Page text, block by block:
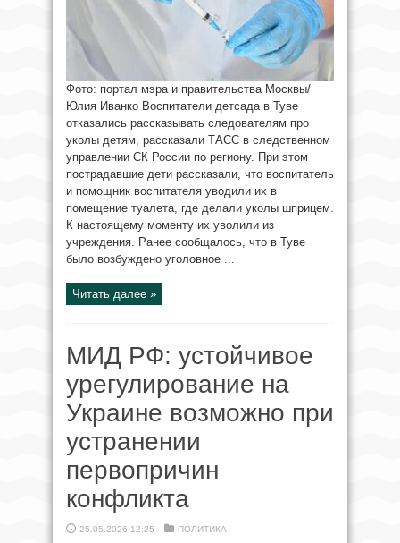
Фото: портал мэра и правительства Москвы/
Юлия Иванко Воспитатели детсада в Туве
отказались рассказывать следователям про
уколы детям, рассказали ТАСС в следственном
управлении СК России по региону. При этом
пострадавшие дети рассказали, что воспитатель
и помощник воспитателя уводили их в
помещение туалета, где делали уколы шприцем.
К настоящему моменту их уволили из
учреждения. Ранее сообщалось, что в Туве
было возбуждено уголовное ...
Читать далее »
МИД РФ: устойчивое
урегулирование на
Украине возможно при
устранении
первопричин
конфликта
25.05.2026 12:25 ПОЛИТИКА